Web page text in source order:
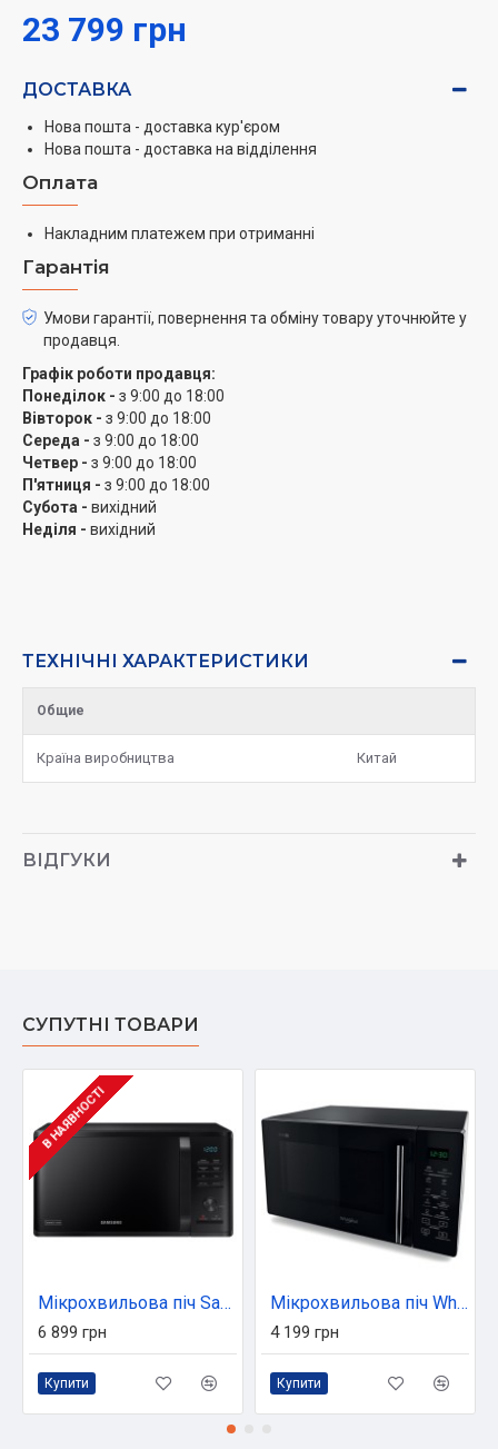
23 799 грн
ДОСТАВКА
Нова пошта - доставка кур'єром
Нова пошта - доставка на відділення
Оплата
Накладним платежем при отриманні
Гарантія
Умови гарантії, повернення та обміну товару уточнюйте у
продавця.
Графік роботи продавця:
Понеділок - з 9:00 до 18:00
Вівторок - з 9:00 до 18:00
Середа - з 9:00 до 18:00
Четвер - з 9:00 до 18:00
П'ятниця - з 9:00 до 18:00
Субота - вихідний
Неділя - вихідний
ТЕХНІЧНІ ХАРАКТЕРИСТИКИ
Общие
Країна виробництва Китай
ВІДГУКИ
СУПУТНІ ТОВАРИ
В НАЯВНОСТІ
Мікрохвильова піч Samsung MG23K3515AK/UA
6 899 грн
Купити
Мікрохвильова піч Whirlpool MWP251B
4 199 грн
Купити